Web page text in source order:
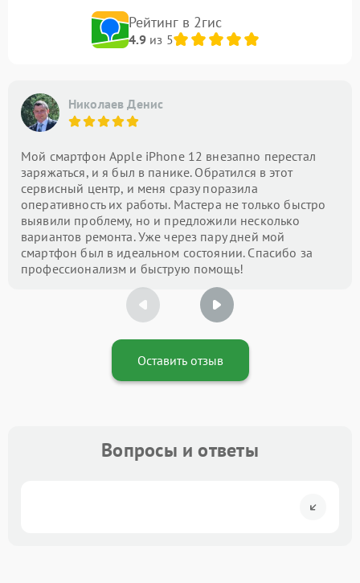
Рейтинг в 2гис
4.9из 5
Николаев Денис
Мой смартфон Apple iPhone 12 внезапно перестал
заряжаться, и я был в панике. Обратился в этот
сервисный центр, и меня сразу поразила
оперативность их работы. Мастера не только быстро
выявили проблему, но и предложили несколько
вариантов ремонта. Уже через пару дней мой
смартфон был в идеальном состоянии. Спасибо за
профессионализм и быструю помощь!
Оставить отзыв
Вопросы и ответы